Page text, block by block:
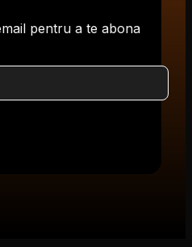
pentru a te abona